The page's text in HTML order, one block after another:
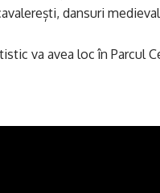
dansuri
va avea loc în Parcul